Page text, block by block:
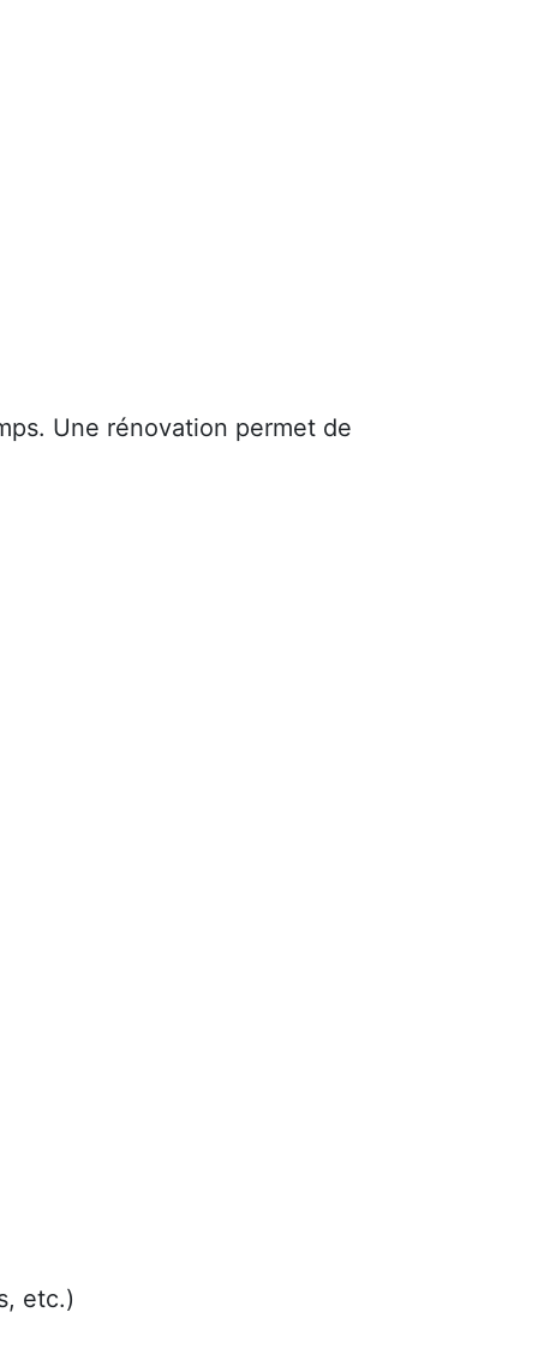
Une rénovation permet de
etc.)